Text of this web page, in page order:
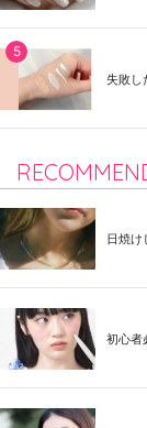
失敗し
日焼け
初心者